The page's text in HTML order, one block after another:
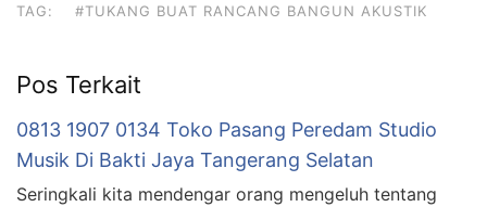
TAG: #TUKANG BUAT RANCANG BANGUN AKUSTIK
Pos Terkait
0813 1907 0134 Toko Pasang Peredam Studio
Musik Di Bakti Jaya Tangerang Selatan
Seringkali kita mendengar orang mengeluh tentang